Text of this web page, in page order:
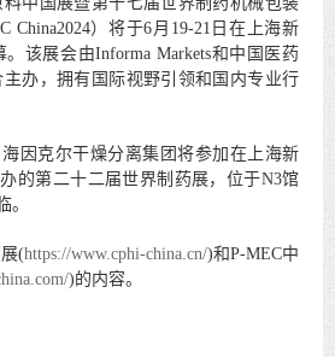
China2024）将于6月19-21日在上海新
该展会由Informa Markets和中国医药
办，拥有国际视野引领和国内专业行
海因克尔干燥分离集团将参加 在上海新
的第二十二届世界制药展，位于N3馆
。
(https://www.cphi-china.cn/)和P-MEC中
)的内容。